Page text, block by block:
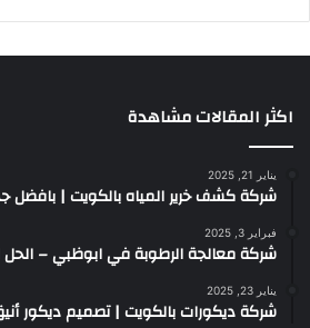
اكثر المقالات مشاهدة
يناير 21, 2025
شركة كشف خرير المياه بالكويت | بافضل
فبراير 3, 2025
شركة معالجة الرطوبة في ابوظبي – الحل
يناير 23, 2025
شركة ديكورات بالكويت | تصميم ديكور